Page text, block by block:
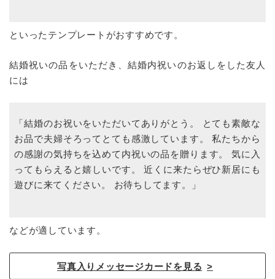
といったテンプレートがおすすめです。
結婚祝いの品をいただき、結婚内祝いのお返しをした友人
には
「結婚のお祝いをいただいてありがとう。 とても素敵な
お品で夫婦そろってとても感激しています。 私たちから
の感謝の気持ちを込めて内祝いの品を贈ります。 気に入
ってもらえると嬉しいです。 近くに来たらぜひ新居にも
遊びに来てください。 お待ちしてます。」
などが適しています。
写真入りメッセージカードを見る